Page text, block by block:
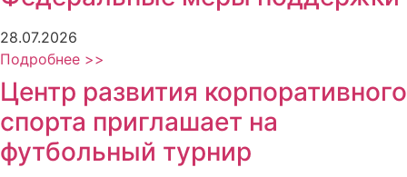
28.07.2026
Подробнее >>
Центр развития корпоративного
спорта приглашает на
футбольный турнир